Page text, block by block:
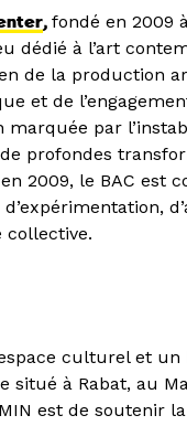
, fondé en 2009
dédié à l’art
de la production
et de
marquée par
profondes
2009, le BAC est
collective.
culturel et un
situé à Rabat, au
est de soutenir